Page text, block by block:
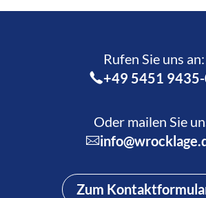
Rufen Sie uns an:­
+49 5451
Oder mailen Sie
Zum